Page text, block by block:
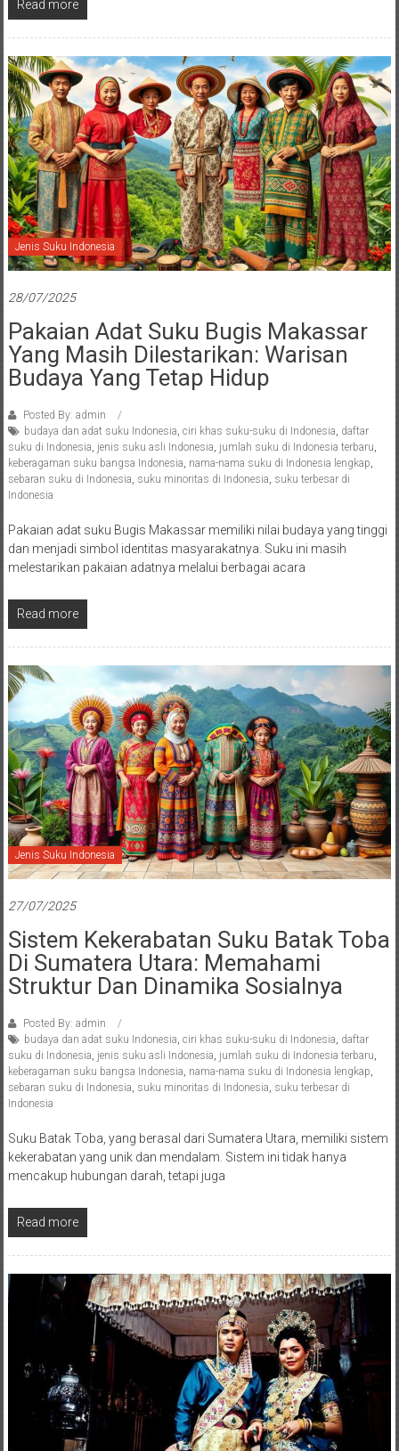
Read more
Jenis Suku Indonesia
28/07/2025
Pakaian Adat Suku Bugis Makassar
Yang Masih Dilestarikan: Warisan
Budaya Yang Tetap Hidup
Posted By: admin
budaya dan adat suku Indonesia ciri khas suku-suku di Indonesia daftar
suku di Indonesia jenis suku asli Indonesia jumlah suku di Indonesia terbaru
keberagaman suku bangsa Indonesia nama-nama suku di Indonesia lengkap
sebaran suku di Indonesia suku minoritas di Indonesia suku terbesar di
Indonesia
Pakaian adat suku Bugis Makassar memiliki nilai budaya yang tinggi
dan menjadi simbol identitas masyarakatnya. Suku ini masih
melestarikan pakaian adatnya melalui berbagai acara
Read more
Jenis Suku Indonesia
27/07/2025
Sistem Kekerabatan Suku Batak Toba
Di Sumatera Utara: Memahami
Struktur Dan Dinamika Sosialnya
Posted By: admin
budaya dan adat suku Indonesia, ciri khas suku-suku di Indonesia, daftar
suku di Indonesia, jenis suku asli Indonesia, jumlah suku di Indonesia terbaru,
keberagaman suku bangsa Indonesia, nama-nama suku di Indonesia lengkap,
sebaran suku di Indonesia, suku minoritas di Indonesia, suku terbesar di
Indonesia
Suku Batak Toba, yang berasal dari Sumatera Utara, memiliki sistem
kekerabatan yang unik dan mendalam. Sistem ini tidak hanya
mencakup hubungan darah, tetapi juga
Read more